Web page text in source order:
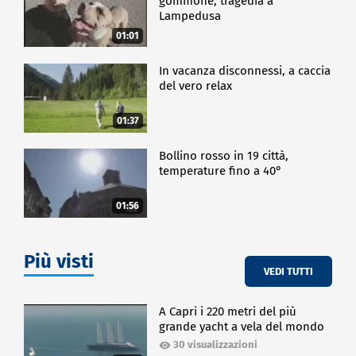
"Per la quale supportiamo da diversi anni il corso di
alta formazione per il film making e con l'Università
Torino per il corso di ingegneria del cinema e dei
mezzi di comunicazione, un insegnamento unico in
Italia.
01:01
Lampedusa
01:37
In vacanza disconnessi, a caccia
del vero relax
01:56
Bollino rosso in 19 città,
temperature fino a 40°
Più visti VEDI TUTTI
A Capri i 220 metri del più
grande yacht a vela del mondo
30 visualizzazioni